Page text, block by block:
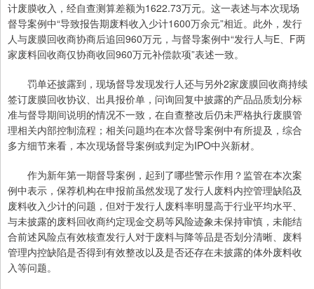
计废膜收入，经自查测算差额为1622.73万元。这一表述与本次现场
督导案例中“导致报告期废料收入少计1600万余元”相近。此外，发行
人与废膜回收商协商后追回960万元，与督导案例中“发行人与E、F两
家废料回收商仅协商收回960万元补偿款项”表述一致。
罚单还披露到，现场督导发现发行人还与另外2家废膜回收商持续
签订废膜回收协议、出具报价单，问询回复中披露的产品品质划分标
准与督导期间说明的情况不一致，在自查整改后仍未严格执行废膜管
理相关内部控制流程；相关问题均在本次督导案例中有所提及，综合
多方细节来看，本次现场督导案例或判定为IPO中兴新材。
作为新年第一期督导案例，起到了哪些警示作用？监管在本次案
例中表示，保荐机构在申报前虽然发现了发行人废料内控管理缺陷及
废料收入少计的问题，但对于发行人废料率明显高于行业平均水平、
与未披露的废料回收商约定现金交易等风险迹象未保持审慎，未能结
合前述风险点有效核查发行人对于废料与降等品是否划分清晰、废料
管理内控缺陷是否得到有效整改以及是否还存在未披露的体外废料收
入等问题。